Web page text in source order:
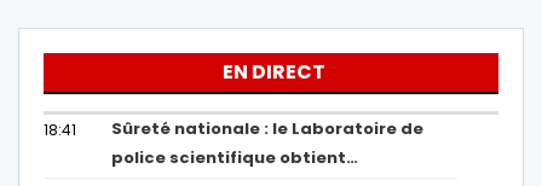
EN DIRECT
18:41
Sûreté nationale : le Laboratoire de
police scientifique obtient…